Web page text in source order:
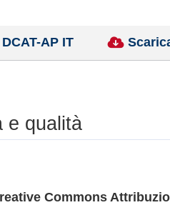
AP IT
e qualità
Commons